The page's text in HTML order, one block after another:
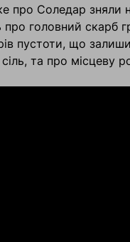
про Соледар зняли
про головний скарб
пустоти, що
та про місцеву